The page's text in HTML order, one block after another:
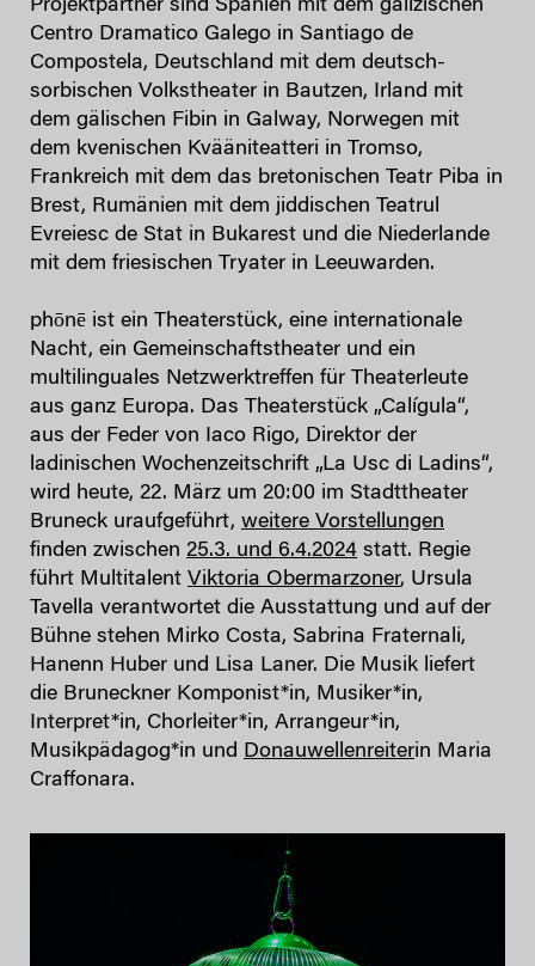
Projektpartner sind Spanien mit dem galizischen
Centro Dramatico Galego in Santiago de
Compostela, Deutschland mit dem deutsch-
sorbischen Volkstheater in Bautzen, Irland mit
dem gälischen Fibin in Galway, Norwegen mit
dem kvenischen Kvääniteatteri in Tromso,
Frankreich mit dem das bretonischen Teatr Piba in
Brest, Rumänien mit dem jiddischen Teatrul
Evreiesc de Stat in Bukarest und die Niederlande
mit dem friesischen Tryater in Leeuwarden.
phōnē ist ein Theaterstück, eine internationale
Nacht, ein Gemeinschaftstheater und ein
multilinguales Netzwerktreffen für Theaterleute
aus ganz Europa. Das Theaterstück „Calígula“,
aus der Feder von Iaco Rigo, Direktor der
ladinischen Wochenzeitschrift „La Usc di Ladins“,
wird heute, 22. März um 20:00 im Stadttheater
Bruneck uraufgeführt, weitere Vorstellungen
finden zwischen 25.3. und 6.4.2024 statt. Regie
führt Multitalent Viktoria Obermarzoner, Ursula
Tavella verantwortet die Ausstattung und auf der
Bühne stehen Mirko Costa, Sabrina Fraternali,
Hanenn Huber und Lisa Laner. Die Musik liefert
die Bruneckner Komponist*in, Musiker*in,
Interpret*in, Chorleiter*in, Arrangeur*in,
Musikpädagog*in und Donauwellenreiterin Maria
Craffonara.